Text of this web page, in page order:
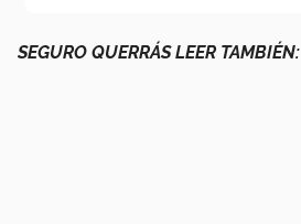
SEGURO QUERRÁS LEER TAMBIÉN: